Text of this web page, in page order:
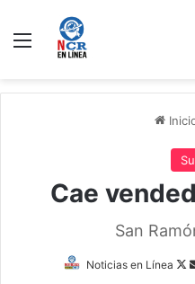
Menú
Cae
San
Noticias en Línea